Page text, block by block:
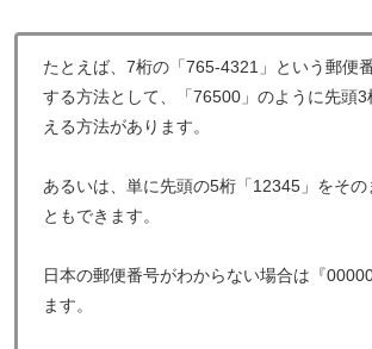
たとえば、7桁の「765-4321」という郵便
する方法として、「76500」のように先頭3
える方法があります。
あるいは、単に先頭の5桁「12345」をその
ともできます。
日本の郵便番号がわからない場合は『
ます。